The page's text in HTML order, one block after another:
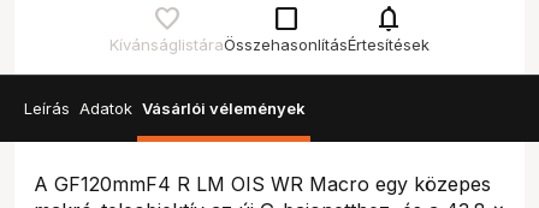
Kívánságlistára
check_box_outline_blank
Összehasonlítás
notifications
Értesítések
Leírás Adatok Vásárlói vélemények
A GF120mmF4 R LM OIS WR Macro egy közepes